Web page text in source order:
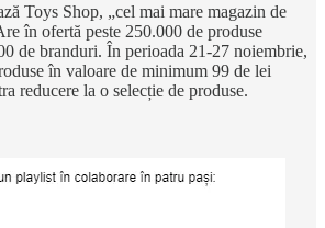
Toys Shop, „cel mai mare magazin de
în ofertă peste 250.000 de produse
de branduri. În perioada 21-27 noiembrie,
în valoare de minimum 99 de lei
reducere la o selecție de produse.